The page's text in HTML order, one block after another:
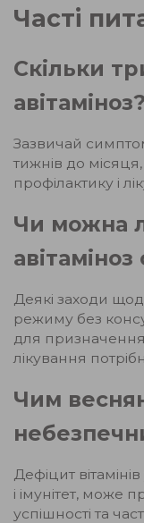
Часті
Скільки
авітаміноз?
Зазвичай
тижнів до
профілактику і
Чи можна
Деякі заходи
режиму без
для призначення
лікування
Чим
Дефіцит
і імунітет, може
успішності та